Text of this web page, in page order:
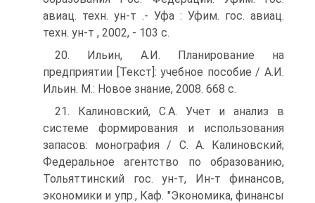
авиац. техн. ун-т .- Уфа : Уфим. гос. авиац.
техн. ун-т , 2002, - 103 с.
20. Ильин, А.И. Планирование на
предприятии [Текст]: учебное пособие / А.И.
Ильин. М.: Новое знание, 2008. 668 с.
21. Калиновский, С.А. Учет и анализ в
системе формирования и использования
запасов: монография / С. А. Калиновский;
Федеральное агентство по образованию,
Тольяттинский гос. ун-т, Ин-т финансов,
экономики и упр., Каф. "Экономика, финансы